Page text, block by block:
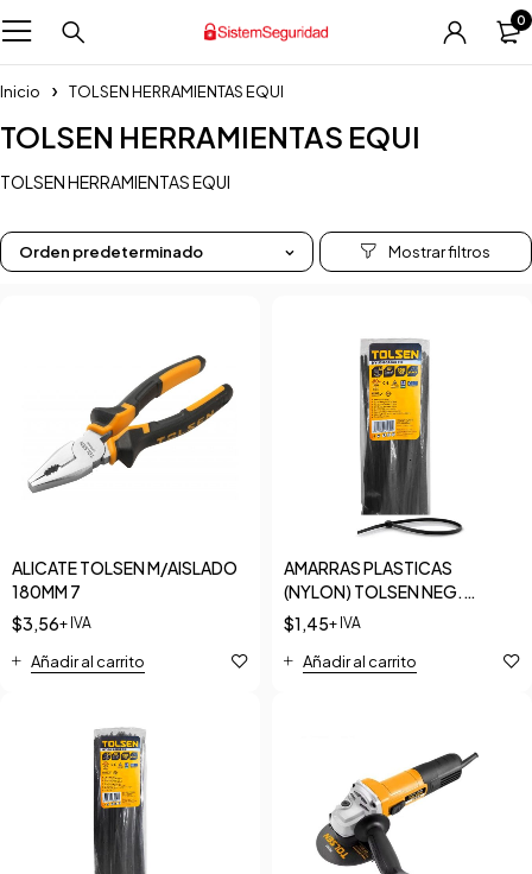
0
Inicio TOLSEN HERRAMIENTAS EQUI
TOLSEN HERRAMIENTAS EQUI
TOLSEN HERRAMIENTAS EQUI
Orden predeterminado
ALICATE TOLSEN M/AISLADO
180MM 7
$3,56+ IVA
Añadir al carrito
AMARRAS PLASTICAS
(NYLON) TOLSEN NEG.
2.5*200MM
$1,45+ IVA
Añadir al carrito